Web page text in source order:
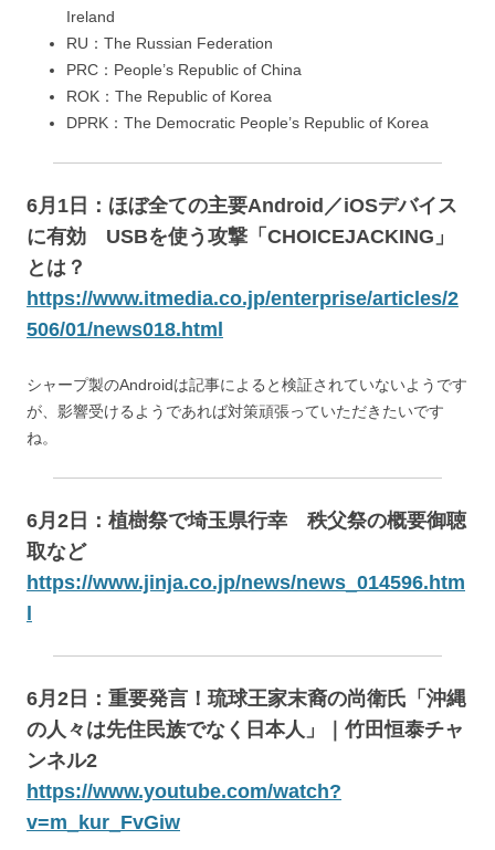
Ireland
RU：The Russian Federation
PRC：People’s Republic of China
ROK：The Republic of Korea
DPRK：The Democratic People’s Republic of Korea
6月1日：ほぼ全ての主要Android／iOSデバイス
に有効 USBを使う攻撃「CHOICEJACKING」
とは？
https://www.itmedia.co.jp/enterprise/articles/2
506/01/news018.html
シャープ製のAndroidは記事によると検証されていないようです
が、影響受けるようであれば対策頑張っていただきたいです
ね。
6月2日：植樹祭で埼玉県行幸 秩父祭の概要御聴
取など
https://www.jinja.co.jp/news/news_014596.htm
l
6月2日：重要発言！琉球王家末裔の尚衛氏「沖縄
の人々は先住民族でなく日本人」｜竹田恒泰チャ
ンネル2
https://www.youtube.com/watch?
v=m_kur_FvGiw